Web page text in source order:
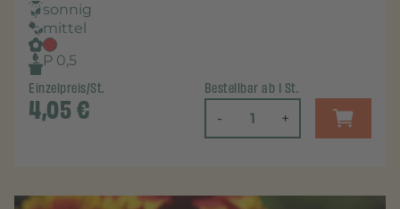
sonnig
mittel
P 0,5
Einzelpreis/St.
4,05€
Bestellbar ab 1 St.
- +